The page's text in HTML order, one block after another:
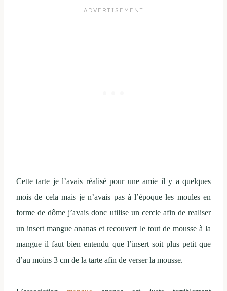
Cette tarte je l’avais réalisé pour une amie il y a quelques
mois de cela mais je n’avais pas à l’époque les moules en
forme de dôme j’avais donc utilise un cercle afin de realiser
un insert mangue ananas et recouvert le tout de mousse à la
mangue il faut bien entendu que l’insert soit plus petit que
d’au moins 3 cm de la tarte afin de verser la mousse.